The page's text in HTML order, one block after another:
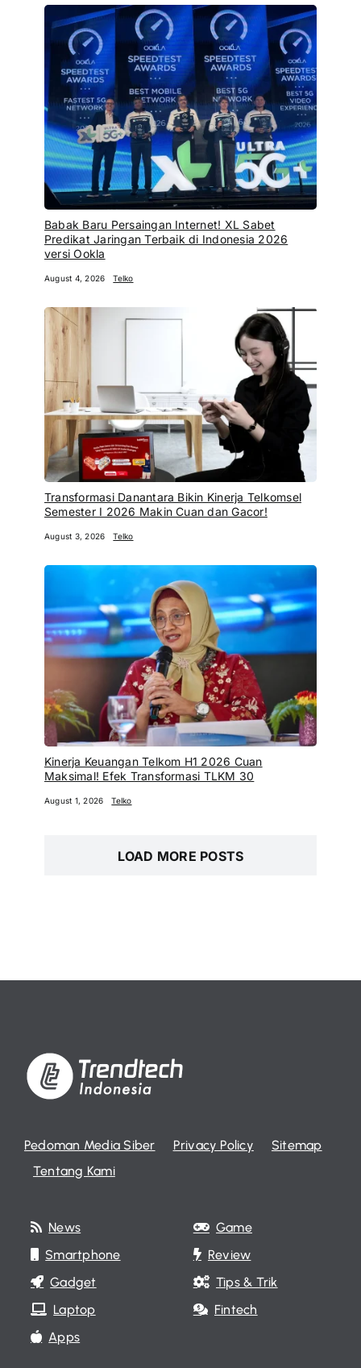
Babak Baru Persaingan Internet! XL Sabet
Predikat Jaringan Terbaik di Indonesia 2026
versi Ookla
August 4, 2026 Telko
Transformasi Danantara Bikin Kinerja Telkomsel
Semester I 2026 Makin Cuan dan Gacor!
August 3, 2026 Telko
Kinerja Keuangan Telkom H1 2026 Cuan
Maksimal! Efek Transformasi TLKM 30
August 1, 2026 Telko
LOAD MORE POSTS
Pedoman Media Siber Privacy Policy
Sitemap
Tentang Kami
News
Smartphone
Gadget
Laptop
Apps
Game
Review
Tips & Trik
Fintech